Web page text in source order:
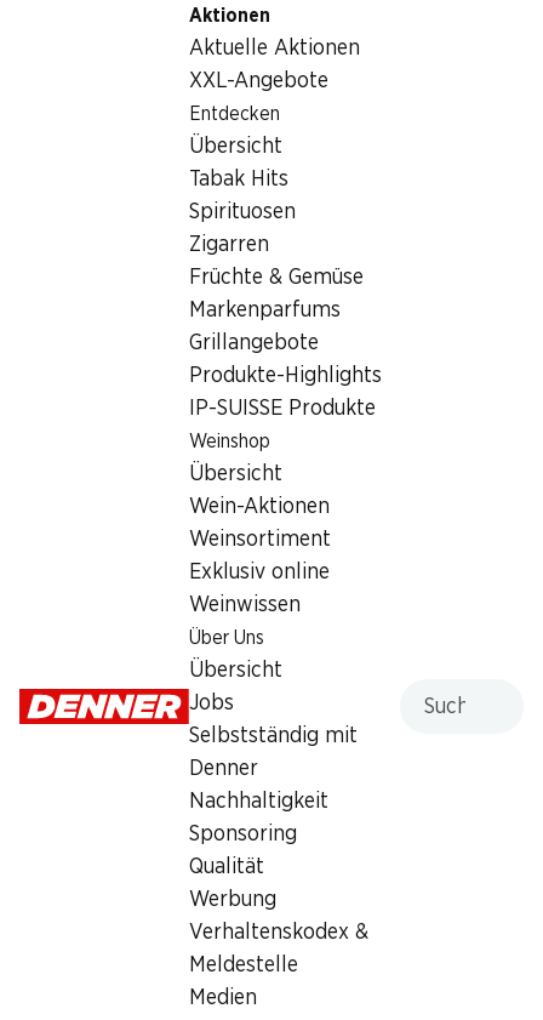
Aktionen
Aktuelle Aktionen
XXL-Angebote
Entdecken
Übersicht
Tabak Hits
Spirituosen
Zigarren
Früchte & Gemüse
Markenparfums
Grillangebote
Produkte-Highlights
IP-SUISSE Produkte
Weinshop
Übersicht
Wein-Aktionen
Weinsortiment
Exklusiv online
Weinwissen
Über Uns
Übersicht
Jobs
Selbstständig mit
Denner
Nachhaltigkeit
Sponsoring
Qualität
Werbung
Verhaltenskodex &
Meldestelle
Medien
Lebensmittel
Schokolade/Süsses
Lindt Goldhase Erdbeere
Lindt Goldhase Erdbeere
1022552
Was andere Kunden kaufen